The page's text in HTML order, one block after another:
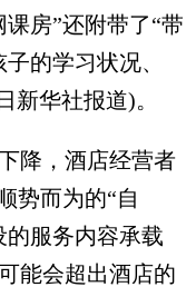
房”还附带了“带
的学习状况、
新华社报道)。
降，酒店经营者
势而为的“自
的服务内容承载
能会超出酒店的